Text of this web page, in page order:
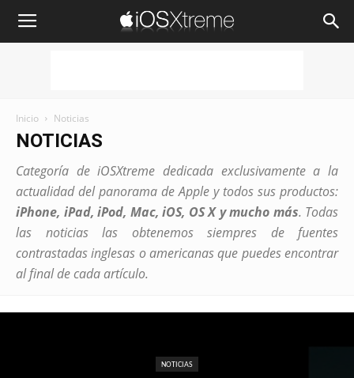
iOSXtreme
Inicio Noticias
NOTICIAS
Categoría de iOSXtreme dedicada exclusivamente a la
actualidad del panorama de Apple y todos sus productos:
iPhone, iPad, iPod, Mac, iOS, OS X y mucho más. Todas
las noticias las obtenemos siempres de fuentes
contrastadas inglesas o americanas que puedes encontrar
al final de cada artículo.
NOTICIAS